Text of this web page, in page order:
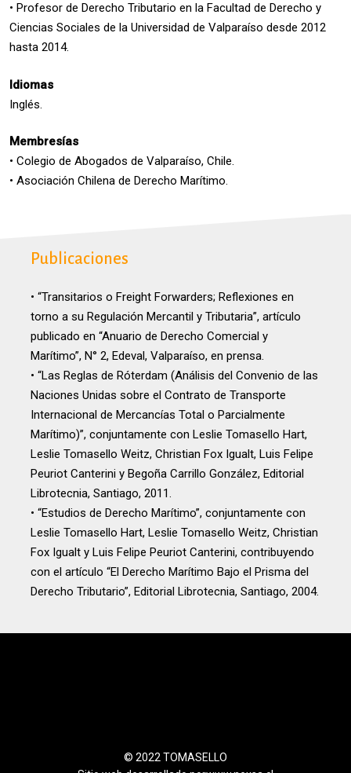
• Profesor de Derecho Tributario en la Facultad de Derecho y
Ciencias Sociales de la Universidad de Valparaíso desde 2012
hasta 2014.
Idiomas
Inglés.
Membresías
• Colegio de Abogados de Valparaíso, Chile.
• Asociación Chilena de Derecho Marítimo.
Publicaciones
• “Transitarios o Freight Forwarders; Reflexiones en
torno a su Regulación Mercantil y Tributaria”, artículo
publicado en “Anuario de Derecho Comercial y
Marítimo”, N° 2, Edeval, Valparaíso, en prensa.
• “Las Reglas de Róterdam (Análisis del Convenio de las
Naciones Unidas sobre el Contrato de Transporte
Internacional de Mercancías Total o Parcialmente
Marítimo)”, conjuntamente con Leslie Tomasello Hart,
Leslie Tomasello Weitz, Christian Fox Igualt, Luis Felipe
Peuriot Canterini y Begoña Carrillo González, Editorial
Librotecnia, Santiago, 2011.
• “Estudios de Derecho Marítimo”, conjuntamente con
Leslie Tomasello Hart, Leslie Tomasello Weitz, Christian
Fox Igualt y Luis Felipe Peuriot Canterini, contribuyendo
con el artículo “El Derecho Marítimo Bajo el Prisma del
Derecho Tributario”, Editorial Librotecnia, Santiago, 2004.
© 2022 TOMASELLO